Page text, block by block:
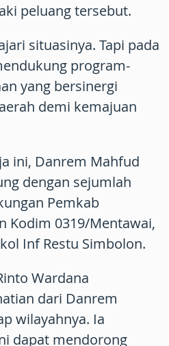
peluang tersebut.
situasinya. Tapi pada
program-
yang bersinergi
demi kemajuan
ini, Danrem Mahfud
dengan sejumlah
Pemkab
Kodim 0319/Mentawai,
Inf Restu Simbolon.
Wardana
dari Danrem
wilayahnya. Ia
dapat mendorong